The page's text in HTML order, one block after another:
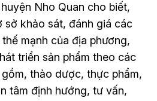
Nho Quan cho biết,
sở khảo sát, đánh giá các
mạnh của địa phương,
triển sản phẩm theo các
thảo dược, thực phẩm,
tâm định hướng, tư vấn,